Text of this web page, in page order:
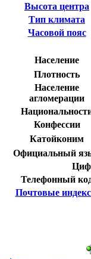
Высота центра
Тип климата
Часовой пояс
Население
Плотность
Население
агломерации
Конфессии
Катойконим
Официальный
Телефонный
Почтовые